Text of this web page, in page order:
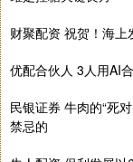
财聚配资 祝贺！海上
优配合伙人 3人用AI
民银证券 牛肉的“死
禁忌的